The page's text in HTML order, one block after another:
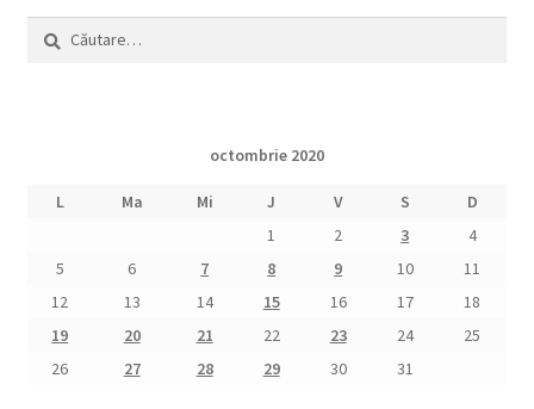
după:
octombrie 2020
L Ma Mi J V S
D
1
2 3
4
5
6 7 8 9 10
11
12
13 14 15 16 17
18
19
20 21 22 23 24
25
26
27 28 29 30 31